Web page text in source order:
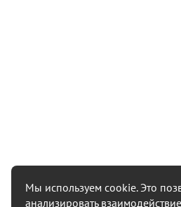
Мы используем cookie. Это
анализировать